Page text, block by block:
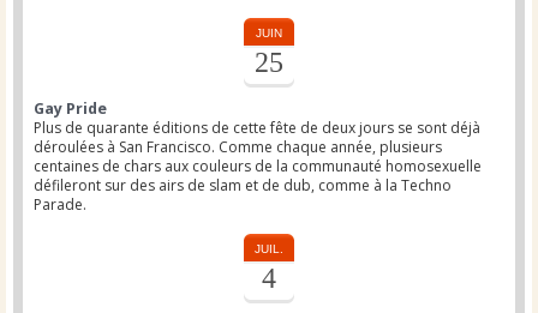
JUIN
25
Gay Pride
Plus de quarante éditions de cette fête de deux jours se sont déjà
déroulées à San Francisco. Comme chaque année, plusieurs
centaines de chars aux couleurs de la communauté homosexuelle
défileront sur des airs de slam et de dub, comme à la Techno
Parade.
JUIL.
4